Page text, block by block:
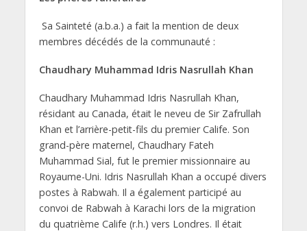
Sa Sainteté (a.b.a.) a fait la mention de deux
membres décédés de la communauté :
Chaudhary Muhammad Idris Nasrullah Khan
Chaudhary Muhammad Idris Nasrullah Khan,
résidant au Canada, était le neveu de Sir Zafrullah
Khan et l’arrière-petit-fils du premier Calife. Son
grand-père maternel, Chaudhary Fateh
Muhammad Sial, fut le premier missionnaire au
Royaume-Uni. Idris Nasrullah Khan a occupé divers
postes à Rabwah. Il a également participé au
convoi de Rabwah à Karachi lors de la migration
du quatrième Calife (r.h.) vers Londres. Il était